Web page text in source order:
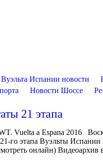
Вуэльта Испании новости
Новости Шоссе
21 этапа
Vuelta a Espana 2016
го этапа Вуэльты Испании
онлайн) Видеоархив